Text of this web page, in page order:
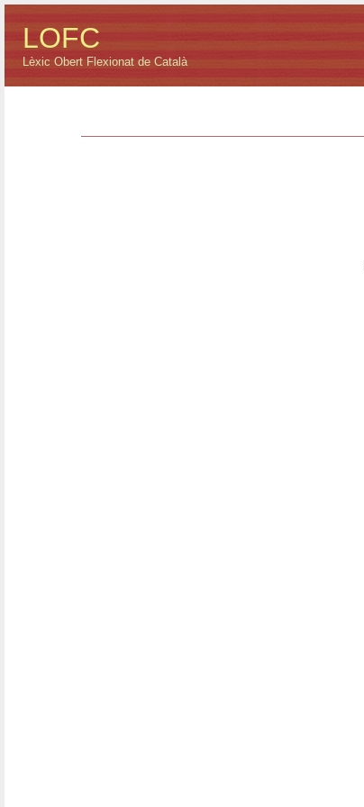
LOFC
Lèxic Obert Flexionat de Català